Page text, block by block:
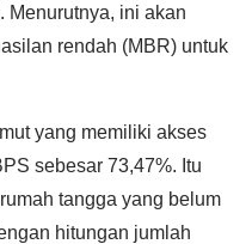
Menurutnya, ini akan
rendah (MBR) untuk
yang memiliki akses
sebesar 73,47%. Itu
tangga yang belum
hitungan jumlah